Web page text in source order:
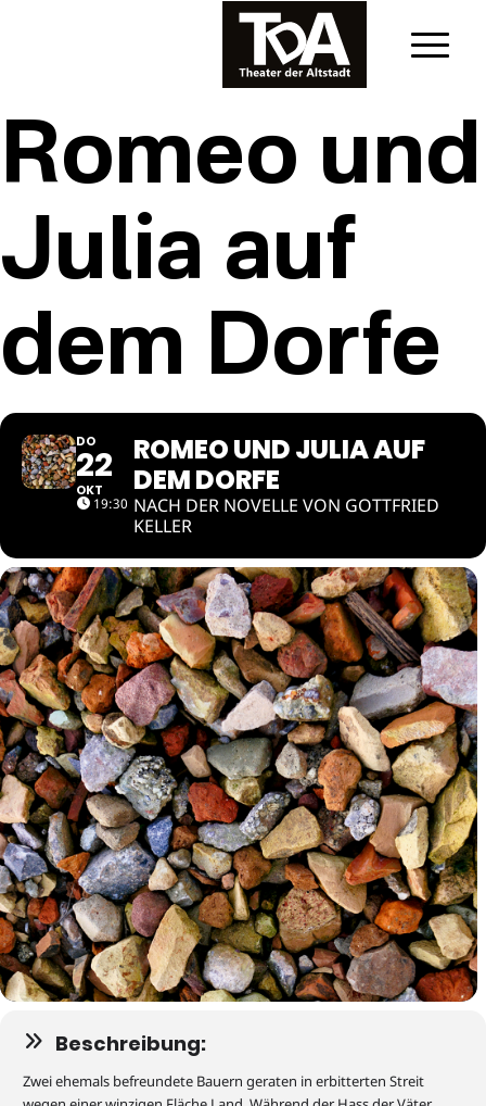
Romeo und
Julia auf
dem Dorfe
DO
22
OKT
19:30
ROMEO UND JULIA AUF
DEM DORFE
NACH DER NOVELLE VON GOTTFRIED
KELLER
Beschreibung:
Zwei ehemals befreundete Bauern geraten in erbitterten Streit